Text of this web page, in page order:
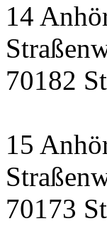
14
70182
15
70173